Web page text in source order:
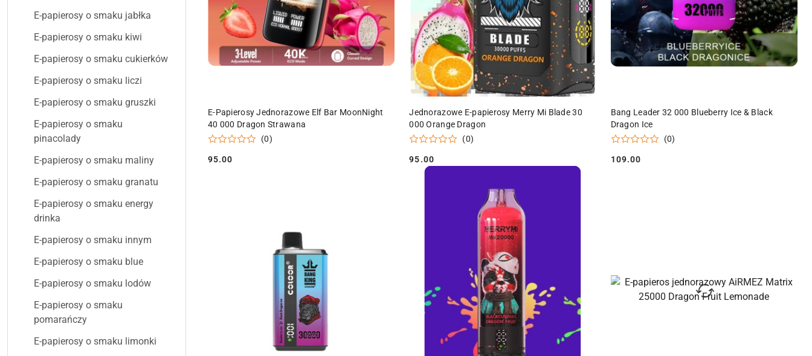
E-papierosy o smaku jabłka
E-papierosy o smaku kiwi
E-papierosy o smaku cukierków
E-papierosy o smaku liczi
E-papierosy o smaku gruszki
E-papierosy o smaku
pinacolady
E-papierosy o smaku maliny
E-papierosy o smaku granatu
E-papierosy o smaku energy
drinka
E-papierosy o smaku innym
E-papierosy o smaku blue
E-papierosy o smaku lodów
E-papierosy o smaku
pomarańczy
E-papierosy o smaku limonki
E-Papierosy Jednorazowe Elf Bar MoonNight
40 000 Dragon Strawana
(0)
Cena:
95.00
Jednorazowe E-papierosy Merry Mi Blade 30
000 Orange Dragon
(0)
Cena:
95.00
Bang Leader 32 000 Blueberry Ice & Black
Dragon Ice
(0)
Cena:
109.00